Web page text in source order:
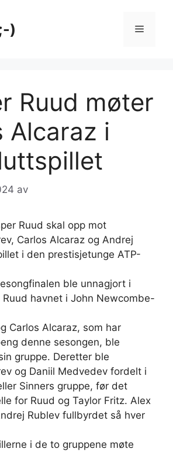
) Meny
Ruud møter
Alcaraz i
av
Ruud skal opp mot
Carlos Alcaraz og Andrej
i den prestisjetunge ATP-
ble unnagjort i
havnet i John Newcombe-
Carlos Alcaraz, som har
denne sesongen, ble
gruppe. Deretter ble
og Daniil Medvedev fordelt i
Sinners gruppe, før det
for Ruud og Taylor Fritz. Alex
Rublev fullbyrdet så hver
i de to gruppene møte